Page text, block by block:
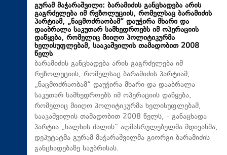
გურამ მაჭარაშვილი: ბარამიძის განცხადება არის
გაგრძელება იმ რეზოლუციის, რომელსაც ბარამიძის
პარტიამ, „ნაცმოძრაობამ“ დაუჭირა მხარი და
დააბრალა საკუთარ სამხედროებს იმ ოპერაციის
დაწყება, რომელიც მიიღო პოლიტიკურმა
ხელისუფლებამ, სააკაშვილის თამადობით 2008
წელს
ბარამიძის განცხადება არის გაგრძელება იმ
რეზოლუციის, რომელსაც ბარამიძის პარტიამ,
„ნაცმოძრაობამ“ დაუჭირა მხარი და დააბრალა
საკუთარ სამხედროებს იმ ოპერაციის დაწყება,
რომელიც მიიღო პოლიტიკურმა ხელისუფლებამ,
სააკაშვილის თამადობით 2008 წელს, - განაცხადა
პარტია „ხალხის ძალის“ აღმასრულებელმა მდივანმა,
დეპუტატმა გურამ მაჭარაშვილმა გიორგი ბარამიძის
განცხადებაზე საუბრისას.